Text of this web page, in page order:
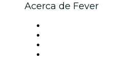
Acerca de Fever